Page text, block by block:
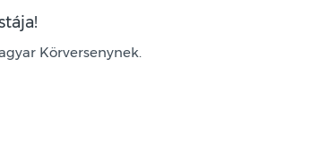
Körversenynek.